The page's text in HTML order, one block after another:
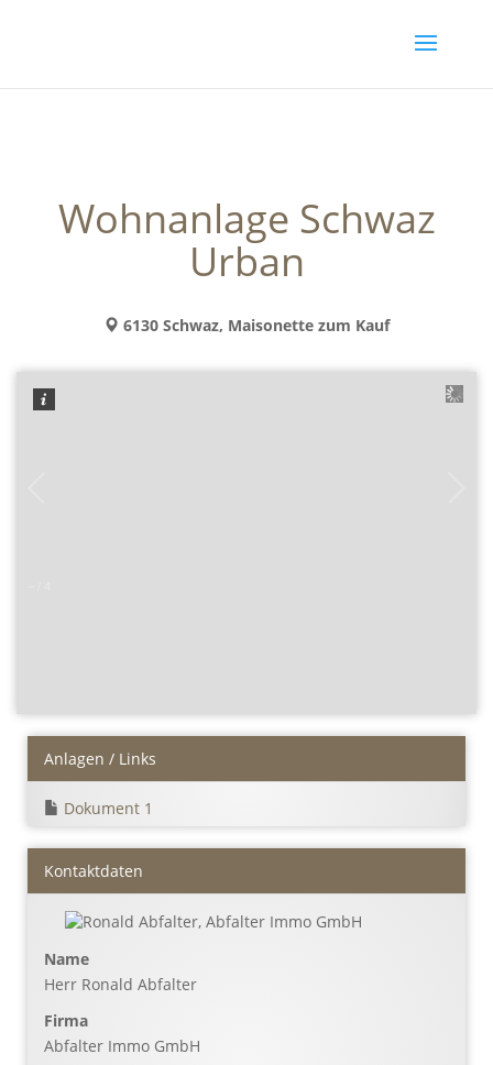
Wohnanlage Schwaz
Urban
6130 Schwaz, Maisonette zum Kauf
Anlagen / Links
Dokument 1
Kontaktdaten
Name
Herr Ronald Abfalter
Firma
Abfalter Immo GmbH